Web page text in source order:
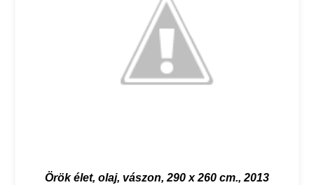
Örök élet, olaj, vászon, 290 x 260 cm., 2013